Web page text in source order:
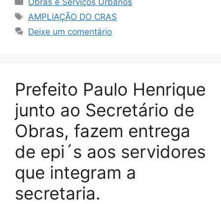
AMPLIAÇÃO DO CRAS
Deixe um comentário
Prefeito Paulo Henrique
junto ao Secretário de
Obras, fazem entrega
de epi´s aos servidores
que integram a
secretaria.